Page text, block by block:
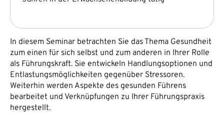
In diesem Seminar betrachten Sie das Thema Gesundheit
zum einen für sich selbst und zum anderen in Ihrer Rolle
als Führungskraft. Sie entwickeln Handlungsoptionen und
Entlastungsmöglichkeiten gegenüber Stressoren.
Weiterhin werden Aspekte des gesunden Führens
bearbeitet und Verknüpfungen zu Ihrer Führungspraxis
hergestellt.